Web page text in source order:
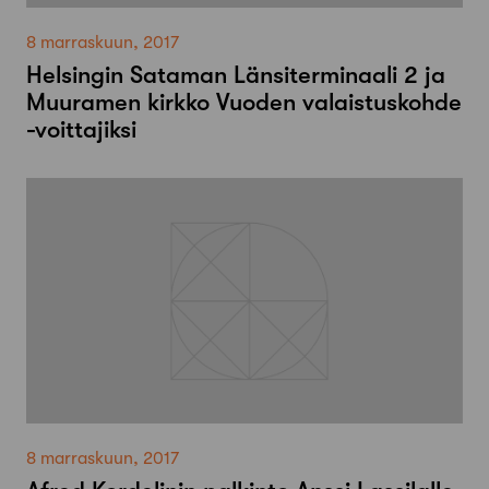
8 marraskuun, 2017
Helsingin Sataman Länsiterminaali 2 ja
Muuramen kirkko Vuoden valaistuskohde
-voittajiksi
8 marraskuun, 2017